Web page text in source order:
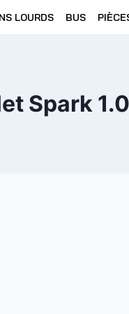
LOURDS BUS
Spark